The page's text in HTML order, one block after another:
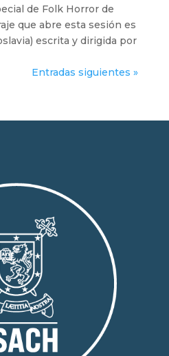
de Folk Horror de
que abre esta sesión es
escrita y dirigida por
Entradas siguientes »